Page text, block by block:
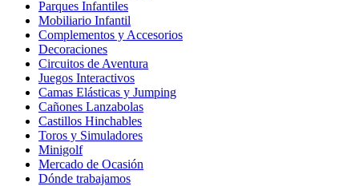
Parques Infantiles
Mobiliario Infantil
Complementos y Accesorios
Decoraciones
Circuitos de Aventura
Juegos Interactivos
Camas Elásticas y Jumping
Cañones Lanzabolas
Castillos Hinchables
Toros y Simuladores
Minigolf
Mercado de Ocasión
Dónde trabajamos